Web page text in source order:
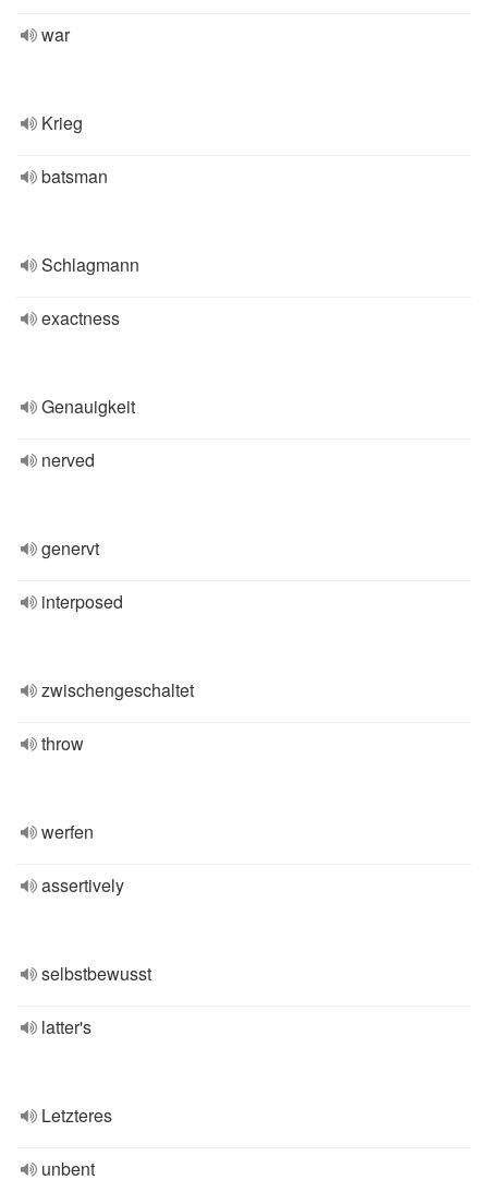
war
Krieg
batsman
Schlagmann
exactness
Genauigkeit
nerved
genervt
interposed
zwischengeschaltet
throw
werfen
assertively
selbstbewusst
latter's
Letzteres
unbent